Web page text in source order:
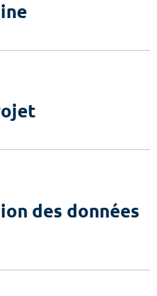
des données